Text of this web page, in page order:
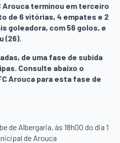
Arouca terminou em terceiro
de 6 vitórias, 4 empates e 2
goleadora, com 56 golos, e
(26).
de uma fase de subida
Consulte abaixo o
Arouca para esta fase de
de Albergaria, às 18h00 do dia 1
de Arouca